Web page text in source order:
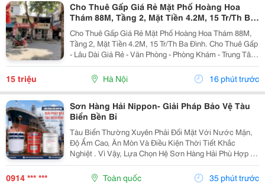
Cho Thuê Gấp Giá Rẻ Mặt Phố Hoàng Hoa
Thám 88M, Tầng 2, Mặt Tiền 4.2M, 15 Tr/Th Ba
Đình.
Cho Thuê Gấp Giá Rẻ Mặt Phố Hoàng Hoa Thám 88M,
Tầng 2, Mặt Tiền 4.2M, 15 Tr/Th Ba Đình. Cho Thuê Gấp
- Lâu Dài Giá Rẻ - Văn Phòng - Phòng Khám - Trung Tâm
Văn Hóa - Gia Đình Ở - Thang Máy - Có Chỗ Để Xe Máy.
Mô Tả: + Cho Thuê Gấp, Giá Rẻ, Lâu Dài...
15 triệu Hà Nội 16 phút trước
Sơn Hàng Hải Nippon- Giải Pháp Bảo Vệ Tàu
Biển Bền Bỉ
Tàu Biển Thường Xuyên Phải Đối Mặt Với Nước Mặn,
Độ Ẩm Cao, Ăn Mòn Và Điều Kiện Thời Tiết Khắc
Nghiệt . Vì Vậy, Lựa Chọn Hệ Sơn Hàng Hải Phù Hợp Là
Yếu Tố Quan Trọng Giúp Bảo Vệ Bề Mặt Và Nâng Cao
Độ Bền Công Trình. Sơn Hàng Hải Nippon Được Ứng...
0914 *** *** Toàn quốc 35 phút trước